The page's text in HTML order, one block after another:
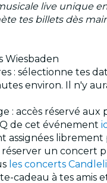
live unique
tes billets dès
Wiesbaden
: sélectionne tes
environ. Il n'y
: accès réservé
de cet événement
assignées
réserver un concert
les concerts
cadeau à tes amis